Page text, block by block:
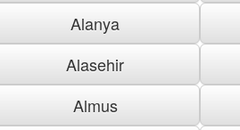
Alanya
Alasehir
Almus